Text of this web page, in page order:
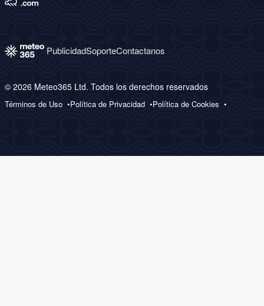
PublicidadSoporteContactanos
© 2026 Meteo365 Ltd. Todos los derechos reservados
Términos de Uso Política de Privacidad Política de Cookies